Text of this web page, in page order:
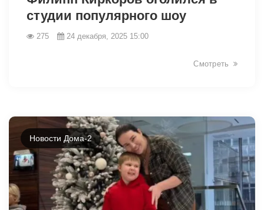
студии популярного шоу
275 24 декабря, 2025 15:00
Смотреть
Новости Дома-2